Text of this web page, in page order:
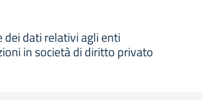
dati relativi agli enti
in società di diritto privato